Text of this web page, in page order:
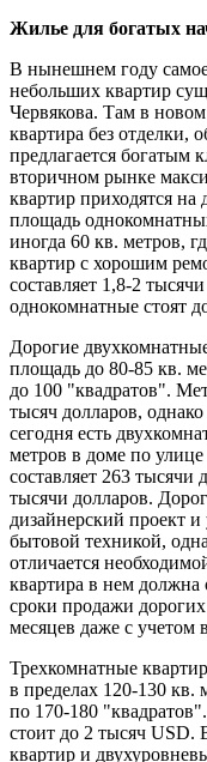
Жилье для богатых
В нынешнем году
небольших квартир
Червякова. Там в
квартира без отделки,
предлагается богатым
вторичном рынке
квартир приходятся
площадь
иногда 60 кв. метров,
квартир с хорошим
составляет 1,8-2
однокомнатные стоят
Дорогие
площадь до 80-85 кв.
до 100 "квадратов".
тысяч долларов,
сегодня есть
метров в доме по
составляет 263 тысячи
тысячи долларов.
дизайнерский проект
бытовой техникой,
отличается
квартира в нем
сроки продажи
месяцев даже с учетом
Трехкомнатные
в пределах 120-130 кв.
по 170-180
стоит до 2 тысяч USD.
квартир и